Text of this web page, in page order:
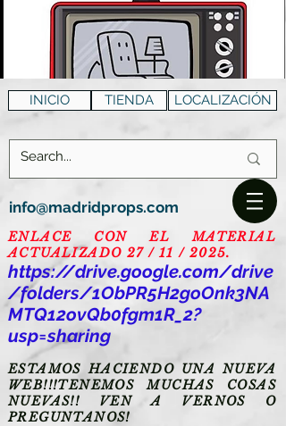
INICIO TIENDA LOCALIZACIÓN
info@madridprops.com
ENLACE CON EL MATERIAL
ACTUALIZADO 27 / 11 / 2025.
https://drive.google.com/drive
/folders/1ObPR5H2goOnk3NA
MTQ12ovQb0fgm1R_2?
usp=sharing
ESTAMOS HACIENDO UNA NUEVA
WEB!!!TENEMOS MUCHAS COSAS
NUEVAS!! VEN A VERNOS O
PREGUNTANOS!